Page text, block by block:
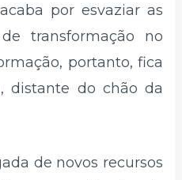
por esvaziar as
transformação no
portanto, fica
distante do chão da
de novos recursos